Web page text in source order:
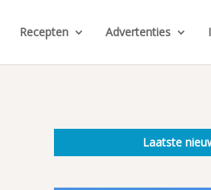
Recepten Advertenties
Laatste